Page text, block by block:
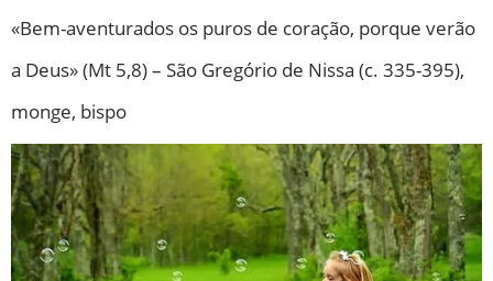
«Bem-aventurados os puros de coração, porque verão
a Deus» (Mt 5,8) – São Gregório de Nissa (c. 335-395),
monge, bispo